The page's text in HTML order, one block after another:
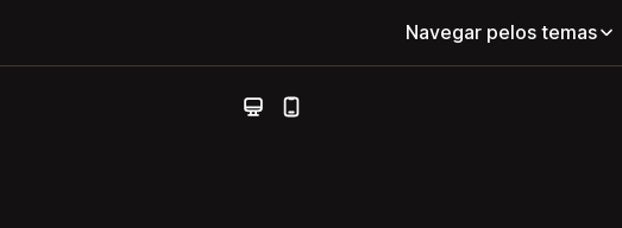
Navegar pelos temas